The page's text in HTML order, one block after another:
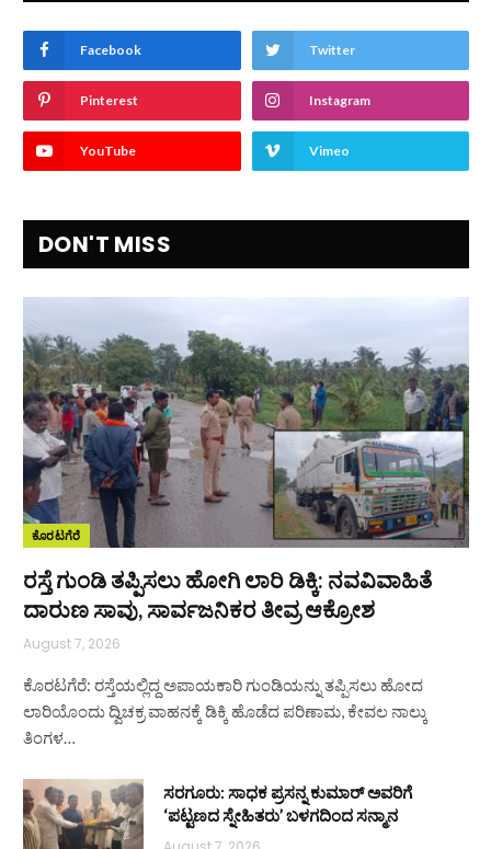
Facebook Twitter
Pinterest Instagram
YouTube Vimeo
DON'T MISS
ಕೊರಟಗೆರೆ
ರಸ್ತೆ ಗುಂಡಿ ತಪ್ಪಿಸಲು ಹೋಗಿ ಲಾರಿ ಡಿಕ್ಕಿ: ನವವಿವಾಹಿತೆ
ದಾರುಣ ಸಾವು, ಸಾರ್ವಜನಿಕರ ತೀವ್ರ ಆಕ್ರೋಶ
August 7, 2026
ಕೊರಟಗೆರೆ: ರಸ್ತೆಯಲ್ಲಿದ್ದ ಅಪಾಯಕಾರಿ ಗುಂಡಿಯನ್ನು ತಪ್ಪಿಸಲು ಹೋದ
ಲಾರಿಯೊಂದು ದ್ವಿಚಕ್ರ ವಾಹನಕ್ಕೆ ಡಿಕ್ಕಿ ಹೊಡೆದ ಪರಿಣಾಮ, ಕೇವಲ ನಾಲ್ಕು
ತಿಂಗಳ…
ಸರಗೂರು: ಸಾಧಕ ಪ್ರಸನ್ನ ಕುಮಾರ್ ಅವರಿಗೆ
‘ಪಟ್ಟಣದ ಸ್ನೇಹಿತರು’ ಬಳಗದಿಂದ ಸನ್ಮಾನ